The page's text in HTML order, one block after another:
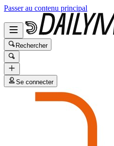
Passer au contenu principal
Rechercher
Se connecter